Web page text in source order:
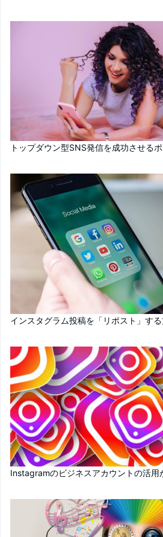
トップダウン型SNS発信を成功させる
インスタグラム投稿を「リポスト」す
Instagramのビジネスアカウントの活用